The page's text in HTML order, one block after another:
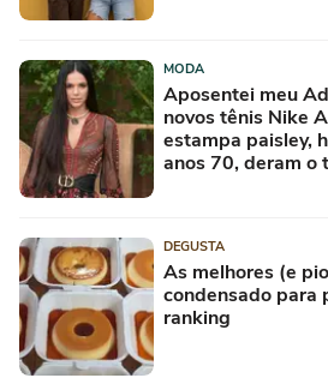
MODA
Aposentei meu
novos tênis Nike
estampa paisley,
anos 70, deram o
DEGUSTA
As melhores (e
condensado para
ranking